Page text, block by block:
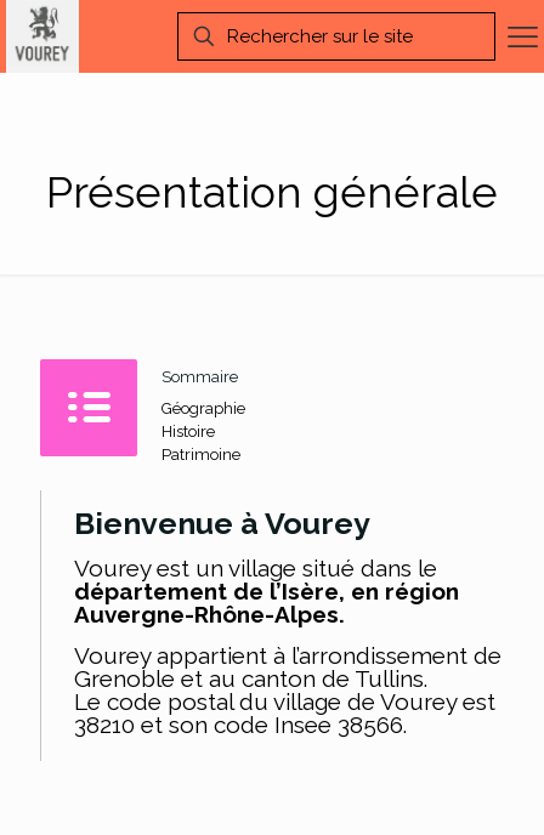
Présentation générale
Sommaire
Géographie
Histoire
Patrimoine
Bienvenue à Vourey
Vourey est un village situé dans le
département de l’Isère, en région
Auvergne-Rhône-Alpes.
Vourey appartient à l’arrondissement de
Grenoble et au canton de Tullins.
Le code postal du village de Vourey est
38210 et son code Insee 38566.